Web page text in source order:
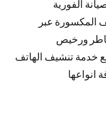
الفورية
المكسورة عبر
ورخيص
خدمة تنشيف الهاتف
انواعها